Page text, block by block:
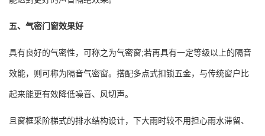
五、气密门窗效果好
具有良好的气密性，可称之为气密窗;若再具有一定等级以上的隔音
效能，则可称为隔音气密窗。搭配多点式扣锁五金，与传统窗户比
起来能更有效降低噪音、风切声。
且窗框采阶梯式的排水结构设计，下大雨时较不用担心雨水滞留、